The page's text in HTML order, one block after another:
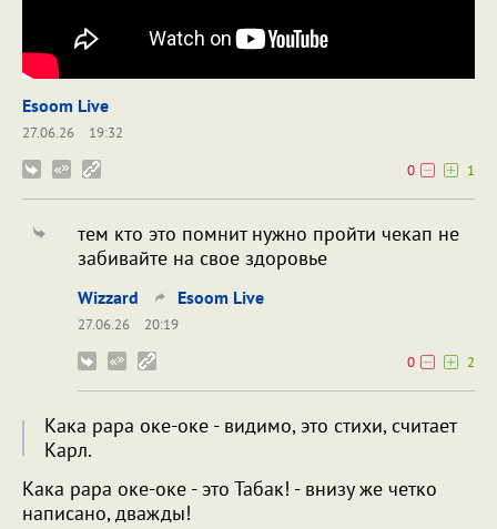
Esoom Live
27.06.26
19:32
0
1
тем кто это помнит нужно пройти чекап не
забивайте на свое здоровье
Wizzard Esoom Live
27.06.26
20:19
0
2
Кака рара оке-оке - видимо, это стихи, считает
Карл.
Кака рара оке-оке - это Табак! - внизу же четко
написано, дважды!